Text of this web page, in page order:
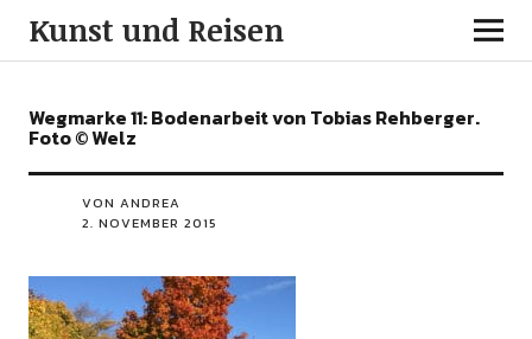
Kunst und Reisen
Wegmarke 11: Bodenarbeit von Tobias Rehberger.
Foto © Welz
VON ANDREA
2. NOVEMBER 2015